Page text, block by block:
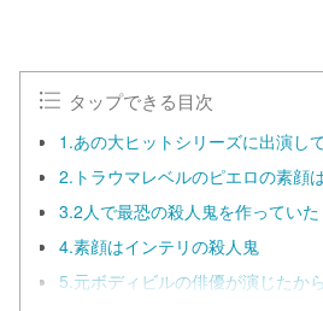
タップできる目次
1.あの大ヒットシリーズに出演し
2.トラウマレベルのピエロの素顔
3.2人で最恐の殺人鬼を作っていた
4.素顔はインテリの殺人鬼
5.元ボディビルの俳優が演じたか